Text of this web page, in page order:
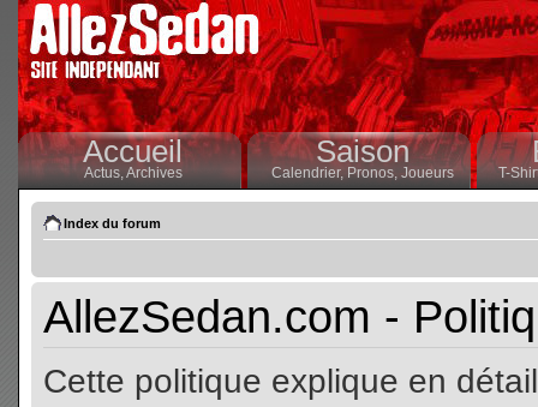
Accueil
Actus,Archives
Saison
Calendrier,Pronos, Joueurs T-
Index du forum
AllezSedan.com -
Cette politique explique en